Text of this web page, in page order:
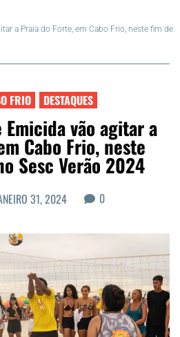
a Praia do Forte, em Cabo Frio, neste fim de
FRIO DESTAQUES
Emicida vão agitar a
Cabo Frio, neste
Sesc Verão 2024
31, 2024 0